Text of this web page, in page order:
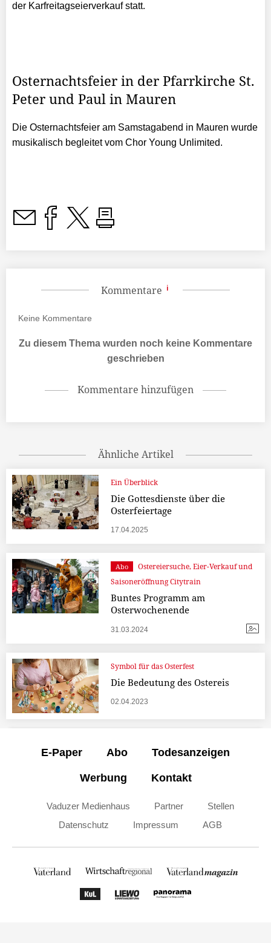
der Karfreitagseierverkauf statt.
Osternachtsfeier in der Pfarrkirche St.
Peter und Paul in Mauren
Die Osternachtsfeier am Samstagabend in Mauren wurde
musikalisch begleitetvom Chor Young Unlimited.
Kommentare
Keine Kommentare
Zu diesem Thema wurden noch keine Kommentare
geschrieben
Kommentare hinzufügen
Ähnliche Artikel
Ein Überblick
Die Gottesdienste über die
Osterfeiertage
17.04.2025
Abo
Ostereiersuche, Eier-Verkauf und
Saisoneröffnung Citytrain
Buntes Programm am
Osterwochenende
31.03.2024
Symbol für das Osterfest
Die Bedeutung des Ostereis
02.04.2023
E-Paper Abo Todesanzeigen
Werbung Kontakt
Vaduzer Medienhaus Partner
Stellen
Datenschutz
Impressum AGB